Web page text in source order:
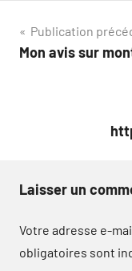
Navigation
de
Publication
Mon avis sur
Laisser un
Votre adresse e-
obligatoires sont